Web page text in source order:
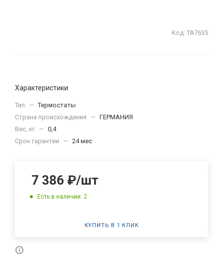
Код: ТА7635
Характеристики
Тип — Термостаты
Страна происхождения
— ГЕРМАНИЯ
Вес, кг — 0,4
Срок гарантии
— 24 мес
7 386 ₽/шт
Есть в наличии: 2
КУПИТЬ В 1 КЛИК